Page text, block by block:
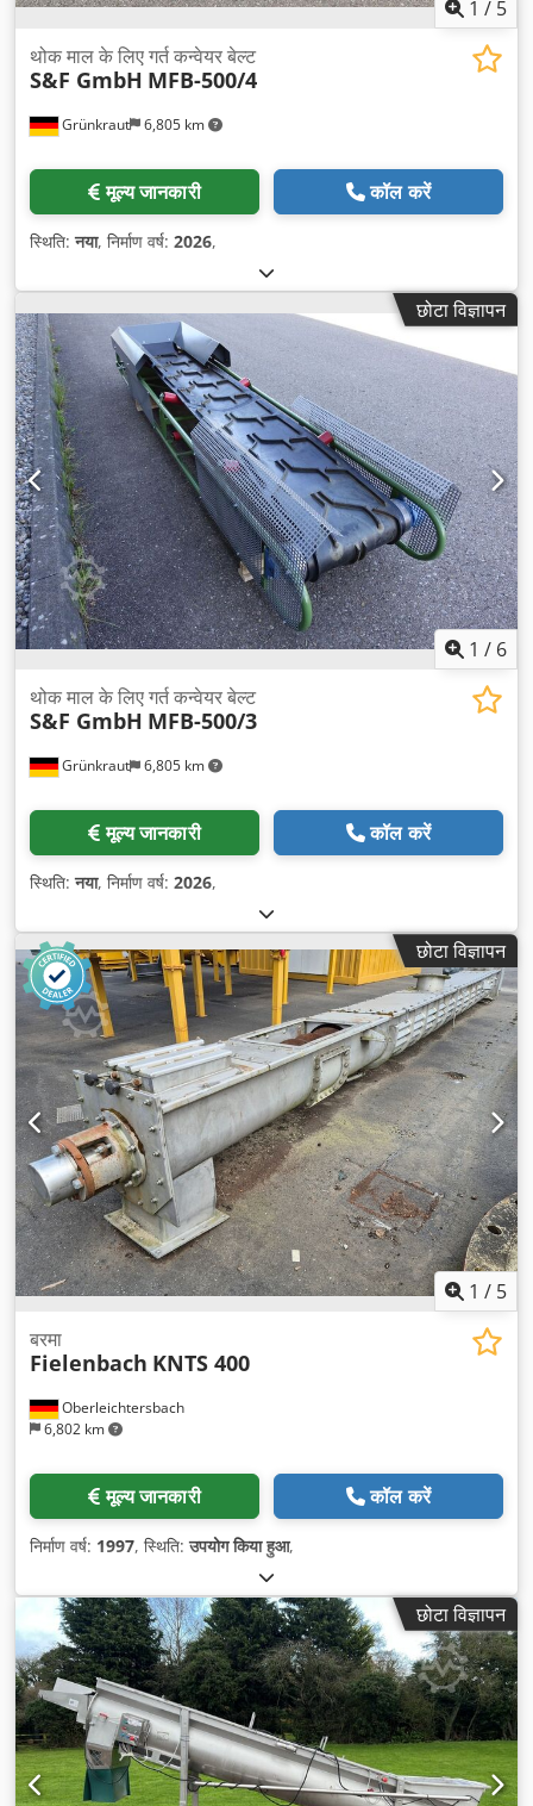
1 / 5
Grünkraut 6,805 km
थोक माल के लिए गर्त कन्वेयर बेल्ट
S&F GmbH MFB-500/4
मूल्य जानकारी कॉल करें
स्थिति:नया, निर्माण वर्ष: 2026,
छोटा विज्ञापन
1 / 6
Grünkraut 6,805 km
थोक माल के लिए गर्त कन्वेयर बेल्ट
S&F GmbH MFB-500/3
मूल्य जानकारी कॉल करें
स्थिति:नया, निर्माण वर्ष: 2026,
छोटा विज्ञापन
1 / 5
Oberleichtersbach
6,802 km
बरमा
Fielenbach KNTS 400
मूल्य जानकारी कॉल करें
निर्माण वर्ष: 1997, स्थिति:उपयोग किया हुआ,
छोटा विज्ञापन